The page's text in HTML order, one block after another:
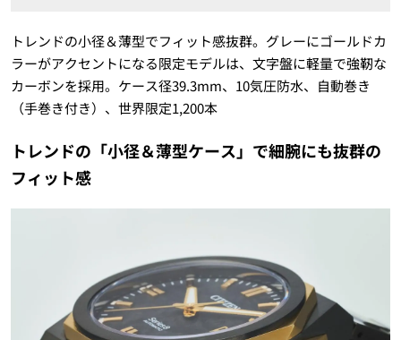
トレンドの小径＆薄型でフィット感抜群。グレーにゴールドカ
ラーがアクセントになる限定モデルは、文字盤に軽量で強靭な
カーボンを採用。ケース径39.3mm、10気圧防水、自動巻き
（手巻き付き）、世界限定1,200本
トレンドの「小径＆薄型ケース」で細腕にも抜群の
フィット感